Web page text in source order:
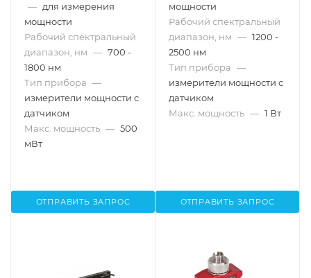
— для измерения
мощности
Рабочий спектральный
диапазон, нм — 700 -
1800 нм
Тип прибора —
измерители мощности с
датчиком
Макс. мощность — 500
мВт
ОТПРАВИТЬ ЗАПРОС
мощности
Рабочий спектральный
диапазон, нм — 1200 -
2500 нм
Тип прибора —
измерители мощности с
датчиком
Макс. мощность — 1 Вт
ОТПРАВИТЬ ЗАПРОС